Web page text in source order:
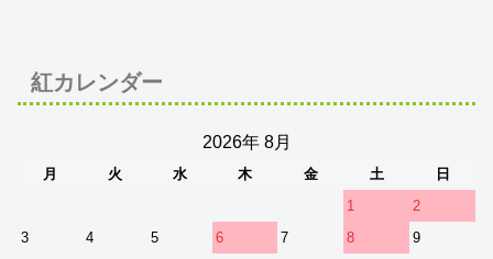
紅カレンダー
2026年 8月
月 火 水 木 金 土
日
1
2
3
4 5 6 7 8
9